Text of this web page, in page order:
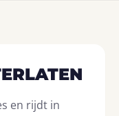
en rijdt in